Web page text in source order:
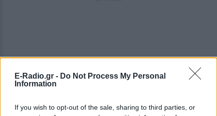
E-Radio.gr - Do Not Process My Personal
Information
If you wish to opt-out of the sale, sharing to third parties, or